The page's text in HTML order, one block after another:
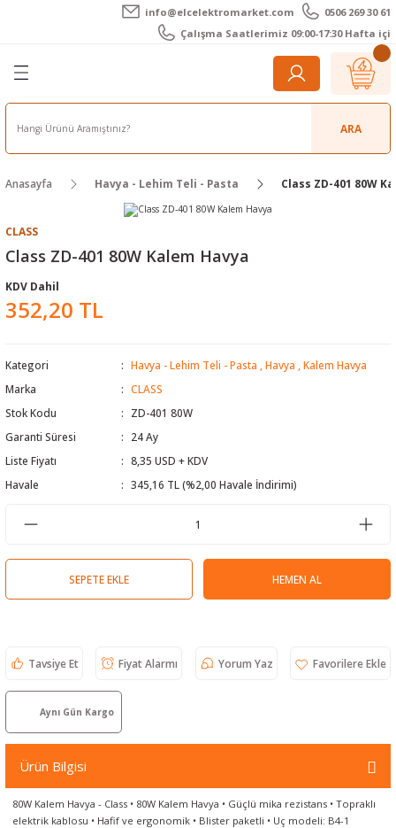
info@elcelektromarket.com
0506 269 30 61
Çalışma Saatlerimiz 09:00-17:30 Hafta içi
Geri Dön
Geri Dön
Cihazı
Geri Dön
Kameralar
Geri Dön
Cihazları
Ölçerler
Cihazları
Geri Dön
Teli - Pasta
Geri Dön
ARA
Anasayfa Havya - Lehim Teli - Pasta Class ZD-401 80W
CLASS
Class ZD-401 80W Kalem Havya
KDV Dahil
352,20 TL
Kategori Havya - Lehim Teli - Pasta Havya
Kalem Havya
Marka
CLASS
Stok Kodu
ZD-401 80W
Garanti Süresi
24 Ay
Liste Fiyatı
8,35 USD + KDV
Havale
345,16 TL (%2,00 Havale İndirimi)
SEPETE EKLE HEMEN AL
Tavsiye Et Fiyat Alarmı Yorum Yaz
Aynı Gün Kargo
Ürün Bilgisi
80W Kalem Havya - Class • 80W Kalem Havya • Güçlü mika rezistans • Topraklı
elektrik kablosu • Hafif ve ergonomik • Blister paketli • Uç modeli: B4-1